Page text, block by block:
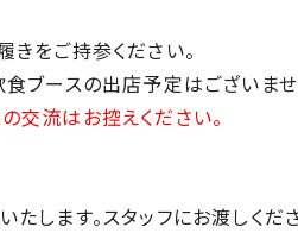
きをご持参ください。
ブースの出店予定はございま
交流はお控えください。
します。スタッフにお渡しくだ